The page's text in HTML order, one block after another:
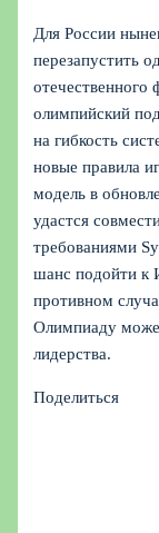
Для России
перезапустить
отечественного
олимпийский
на гибкость
новые правила
модель в
удастся
требованиями
шанс подойти к
противном
Олимпиаду
лидерства.
Поделиться